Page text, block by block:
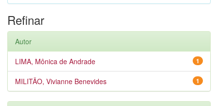
Refinar
Autor
1
LIMA, Mônica de Andrade
1
MILITÃO, Vivianne Benevides